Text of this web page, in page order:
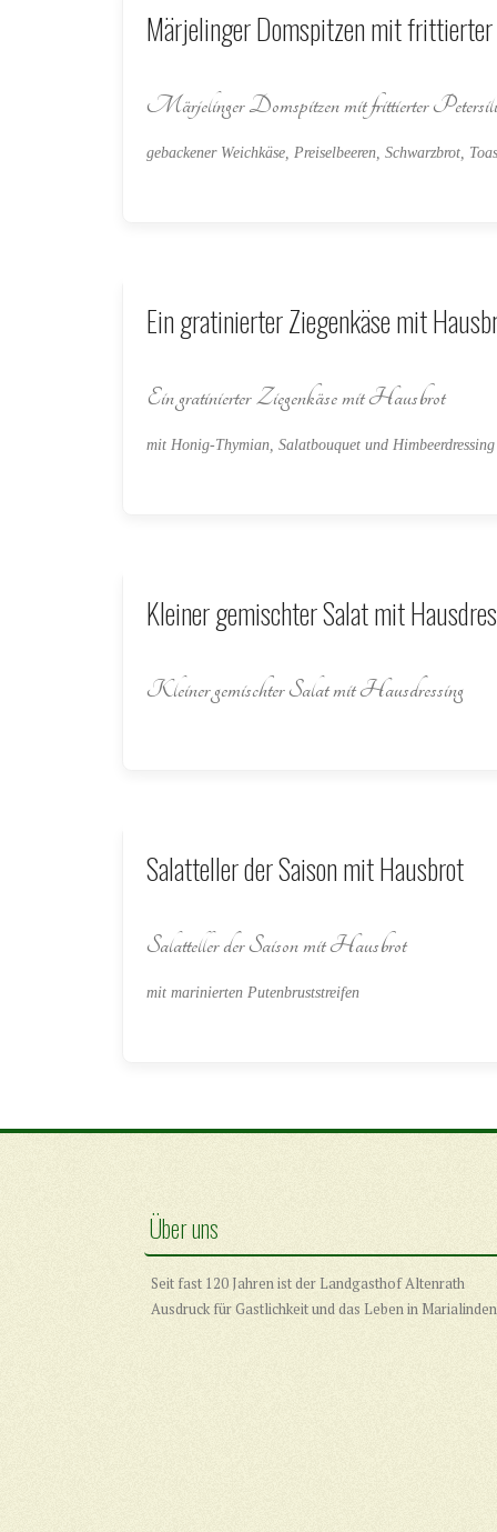
Märjelinger Domspitzen mit
Märjelinger Domspitzen mit frittierter
gebackener Weichkäse, Preiselbeeren, Schwarzbrot,
Ein gratinierter Ziegenkäse mit
Ein gratinierter Ziegenkäse mit Hausbrot
mit Honig-Thymian, Salatbouquet und Himbeerdressing
Kleiner gemischter Salat mit
Kleiner gemischter Salat mit Hausdressing
Salatteller der Saison mit Hausbrot
Salatteller der Saison mit Hausbrot
mit marinierten Putenbruststreifen
Über uns
Seit fast 120 Jahren ist der Landgasthof Altenrath
Ausdruck für Gastlichkeit und das Leben in